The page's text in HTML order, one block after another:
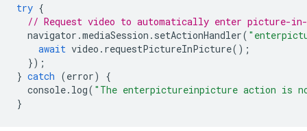
try {
// Request video to automatically enter picture-
navigator .mediaSession . setActionHandler(
await video . requestPictureInPicture();
});
} catch (error)
{
console. log( "The enterpictureinpicture action is
}